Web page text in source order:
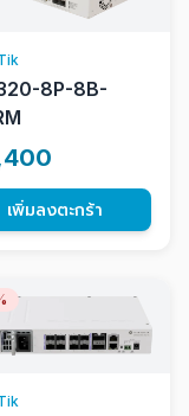
8P-8B-
เพิ่มลงตะกร้า